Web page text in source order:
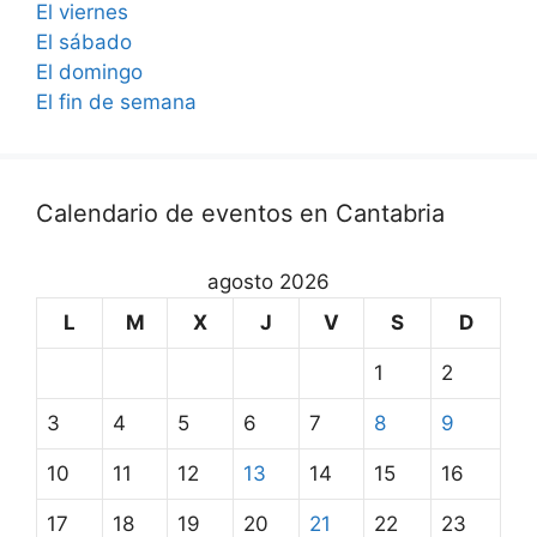
El viernes
El sábado
El domingo
El fin de semana
Calendario de eventos en Cantabria
agosto 2026
L
M X J V S D
1 2
3 4 5 6 7 8 9
10 11 12 13 14 15 16
17 18 19 20 21 22 23